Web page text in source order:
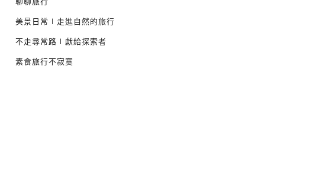
美景日常∣走進自然的旅行
不走尋常路∣獻給探索者
素食旅行不寂寞